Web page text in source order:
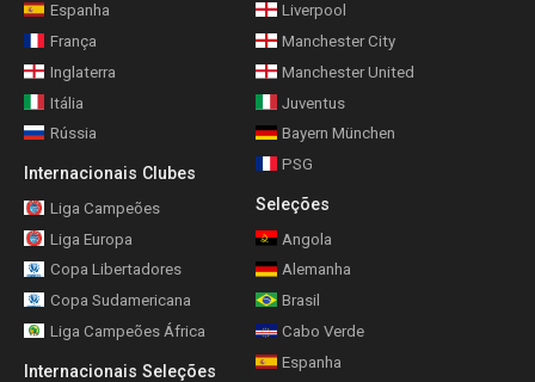
Espanha
França
Inglaterra
Itália
Rússia
Internacionais Clubes
Liga Campeões
Liga Europa
Copa Libertadores
Copa Sudamericana
Liga Campeões África
Internacionais Seleções
Liverpool
Manchester City
Manchester United
Juventus
Bayern München
PSG
Seleções
Angola
Alemanha
Brasil
Cabo Verde
Espanha